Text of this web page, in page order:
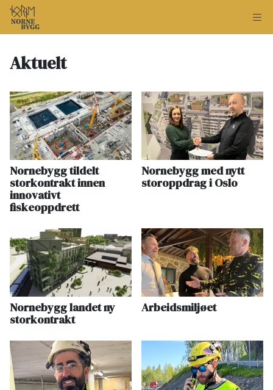
Aktuelt
Nornebygg tildelt
storkontrakt innen
innovativt
fiskeoppdrett
Nornebygg med nytt
storoppdrag i Oslo
Nornebygg landet ny
storkontrakt
Arbeidsmiljøet